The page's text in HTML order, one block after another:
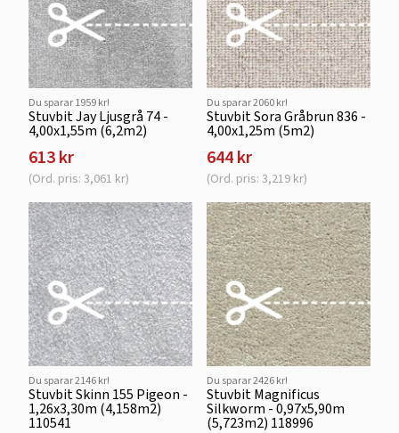
Du sparar 1959 kr!
Stuvbit Jay Ljusgrå 74 -
4,00x1,55m (6,2m2)
613 kr
(Ord. pris: 3,061 kr)
Du sparar 2060 kr!
Stuvbit Sora Gråbrun 836 -
4,00x1,25m (5m2)
644 kr
(Ord. pris: 3,219 kr)
Du sparar 2146 kr!
Stuvbit Skinn 155 Pigeon -
1,26x3,30m (4,158m2)
110541
Du sparar 2426 kr!
Stuvbit Magnificus
Silkworm - 0,97x5,90m
(5,723m2) 118996